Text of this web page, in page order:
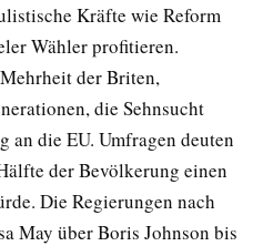
Kräfte wie Reform
Wähler profitieren.
der Briten,
die Sehnsucht
an die EU. Umfragen deuten
der Bevölkerung einen
Die Regierungen nach
May über Boris Johnson bis